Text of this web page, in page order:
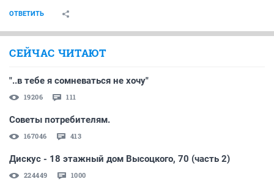
ОТВЕТИТЬ
СЕЙЧАС ЧИТАЮТ
"..в тебе я сомневаться не хочу"
19206 111
Советы потребителям.
167046 413
Дискус - 18 этажный дом Высоцкого, 70 (часть 2)
224449 1000